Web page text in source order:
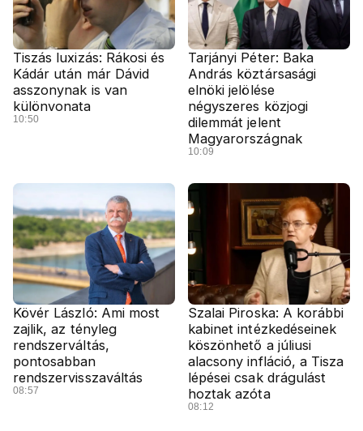
Tiszás luxizás: Rákosi és
Kádár után már Dávid
asszonynak is van
különvonata
10:50
Tarjányi Péter: Baka
András köztársasági
elnöki jelölése
négyszeres közjogi
dilemmát jelent
Magyarországnak
10:09
Kövér László: Ami most
zajlik, az tényleg
rendszerváltás,
pontosabban
rendszervisszaváltás
08:57
Szalai Piroska: A korábbi
kabinet intézkedéseinek
köszönhető a júliusi
alacsony infláció, a Tisza
lépései csak drágulást
hoztak azóta
08:12